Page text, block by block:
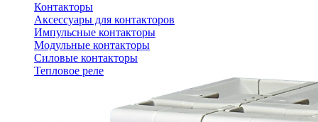
Контакторы
Аксессуары для контакторов
Импульсные контакторы
Модульные контакторы
Силовые контакторы
Тепловое реле